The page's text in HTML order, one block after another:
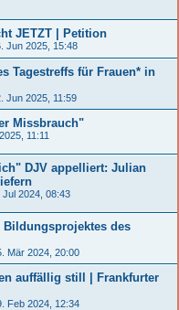
JETZT | Petition
Jun 2025, 15:48
Tagestreffs für Frauen* in
Jun 2025, 11:59
Missbrauch"
11:11
DJV appelliert: Julian
Jul 2024, 08:43
des
Mär 2024, 20:00
auffällig still | Frankfurter
Feb 2024, 12:34